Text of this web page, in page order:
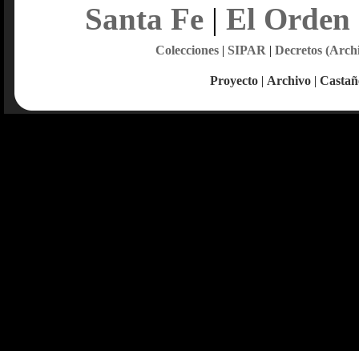
Santa Fe| El Orden
Colecciones| SIPAR | Decretos
Proyecto | Archivo |